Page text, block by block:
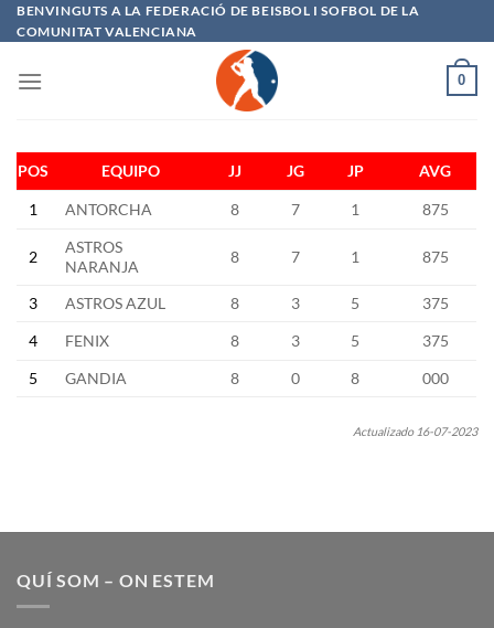
Saltar
al
BENVINGUTS A LA FEDERACIÓ DE BEISBOL I SOFBOL DE LA
COMUNITAT VALENCIANA
0
POS EQUIPO JJ JG JP AVG
1 ANTORCHA 8 7 1 875
2
ASTROS
NARANJA
8 7 1 875
3 ASTROS AZUL 8 3 5
375
4
FENIX 8 3 5
375
5
GANDIA 8 0 8 000
Actualizado 16-07-2023
QUÍ SOM – ON ESTEM